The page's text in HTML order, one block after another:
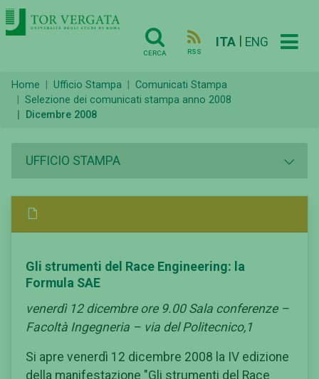
CERCA RSS
ITA ENG
Home Ufficio Stampa
Comunicati Stampa
Selezione dei comunicati stampa anno 2008
Dicembre 2008
UFFICIO STAMPA
Gli strumenti del Race Engineering: la
Formula SAE
venerdì 12 dicembre ore 9.00 Sala conferenze –
Facoltà Ingegneria – via del Politecnico,1
Si apre venerdì 12 dicembre 2008 la IV edizione
della manifestazione "Gli strumenti del Race